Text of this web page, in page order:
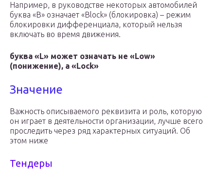
Например, в руководстве некоторых автомобилей
буква «B» означает «Block» (блокировка) – режим
блокировки дифференциала, который нельзя
включать во время движения.
буква «L» может означать не «Low»
(понижение), а «Lock»
Значение
Важность описываемого реквизита и роль, которую
он играет в деятельности организации, лучше всего
проследить через ряд характерных ситуаций. Об
этом ниже
Тендеры